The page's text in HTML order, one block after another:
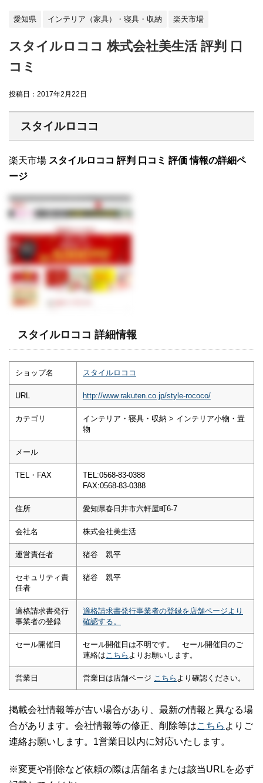
愛知県 インテリア（家具）・寝具・収納 楽天市場
スタイルロココ 株式会社美生活 評判 口
コミ
投稿日： 2017年2月22日
スタイルロココ
楽天市場 スタイルロココ 評判 口コミ 評価 情報の詳細ペ
ージ
スタイルロココ 詳細情報
ショップ名 スタイルロココ
URL http://www.rakuten.co.jp/style-rococo/
カテゴリ
インテリア・寝具・収納 > インテリア小物・置
物
メール
TEL・FAX
TEL:0568-83-0388
FAX:0568-83-0388
住所 愛知県春日井市六軒屋町6-7
会社名 株式会社美生活
運営責任者 猪谷 親平
セキュリティ責
任者
猪谷 親平
適格請求書発行
事業者の登録
適格請求書発行事業者の登録を店舗ページより
確認する。
セール開催日
セール開催日は不明です。 セール開催日のご
連絡は こちら よりお願いします。
営業日 営業日は店舗ページ こちら より確認ください。
掲載会社情報等が古い場合があり、最新の情報と異なる場
合があります。会社情報等の修正、削除等はこちら よりご
連絡お願いします。1営業日以内に対応いたします。
※変更や削除など依頼の際は店舗名または該当URLを必ず